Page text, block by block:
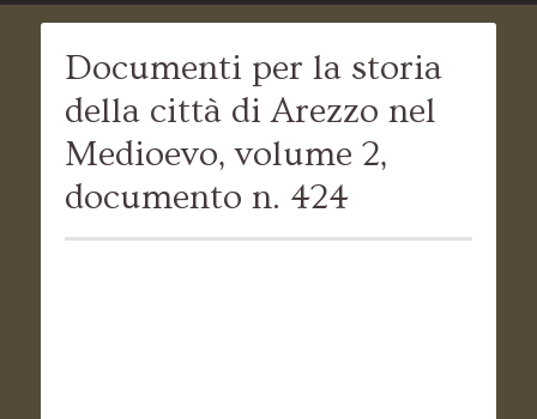
Documenti per la storia
della città di Arezzo nel
Medioevo, volume 2,
documento n. 424